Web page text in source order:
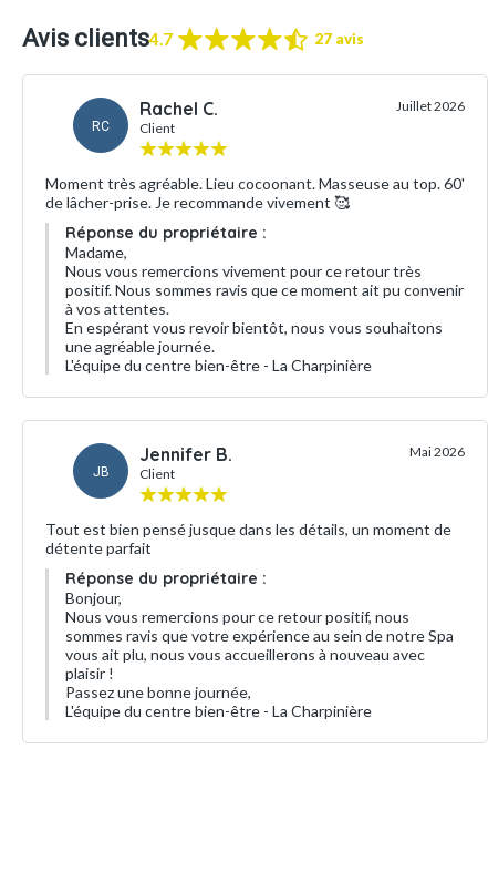
Avis clients4.7 27 avis
RC
Rachel C.
Client
Juillet 2026
Moment très agréable. Lieu cocoonant. Masseuse au top. 60'
de lâcher-prise. Je recommande vivement 🥰
Réponse du propriétaire :
Madame,
Nous vous remercions vivement pour ce retour très
positif. Nous sommes ravis que ce moment ait pu convenir
à vos attentes.
En espérant vous revoir bientôt, nous vous souhaitons
une agréable journée.
L'équipe du centre bien-être - La Charpinière
JB
Jennifer B.
Client
Mai 2026
Tout est bien pensé jusque dans les détails, un moment de
détente parfait
Réponse du propriétaire :
Bonjour,
Nous vous remercions pour ce retour positif, nous
sommes ravis que votre expérience au sein de notre Spa
vous ait plu, nous vous accueillerons à nouveau avec
plaisir !
Passez une bonne journée,
L'équipe du centre bien-être - La Charpinière